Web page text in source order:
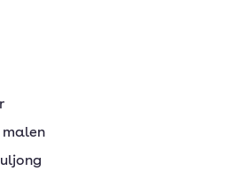
malen